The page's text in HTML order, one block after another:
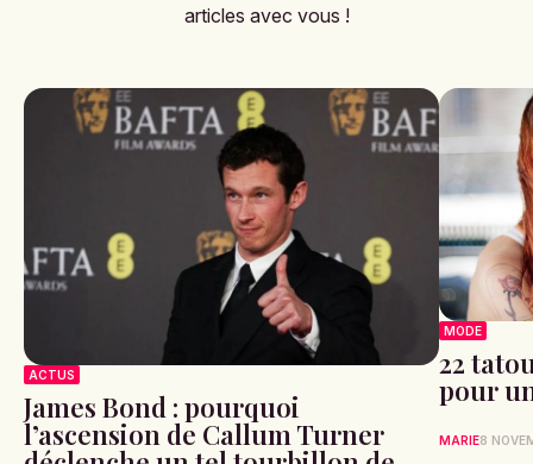
articles avec vous !
ACTUS
James Bond : pourquoi
l’ascension de Callum Turner
MODE
22
pour
MARIE8